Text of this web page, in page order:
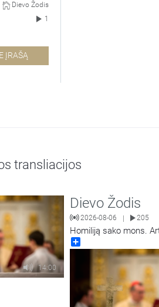
Dievo Žodis
1
ĮRAŠĄ
transliacijos
14:00
Dievo Žodis
2026-08-06 | 205
Homiliją sako mons.